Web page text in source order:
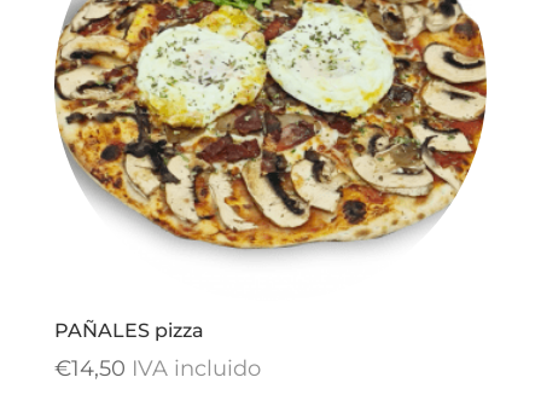
PAÑALES pizza
€14,50 IVA incluido